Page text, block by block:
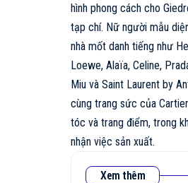
hình phong cách cho
tạp chí. Nữ người mẫu
nhà mốt danh tiếng như
Loewe, Alaïa, Celine,
Miu và Saint Laurent by
cùng trang sức của
tóc và trang điểm, trong
nhận việc sản xuất.
Xem thêm